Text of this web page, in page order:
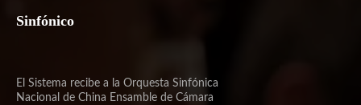
Sinfónico
El Sistema recibe a la Orquesta Sinfónica
Nacional de China Ensamble de Cámara